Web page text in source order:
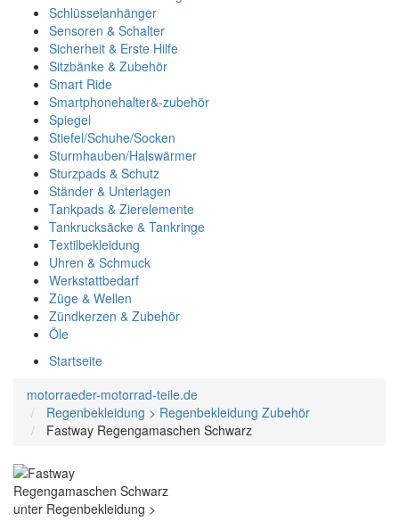
Schlüsselanhänger
Sensoren & Schalter
Sicherheit & Erste Hilfe
Sitzbänke & Zubehör
Smart Ride
Smartphonehalter&-zubehör
Spiegel
Stiefel/Schuhe/Socken
Sturmhauben/Halswärmer
Sturzpads & Schutz
Ständer & Unterlagen
Tankpads & Zierelemente
Tankrucksäcke & Tankringe
Textilbekleidung
Uhren & Schmuck
Werkstattbedarf
Züge & Wellen
Zündkerzen & Zubehör
Öle
Startseite
motorraeder-motorrad-teile.de
Regenbekleidung > Regenbekleidung Zubehör
Fastway Regengamaschen Schwarz